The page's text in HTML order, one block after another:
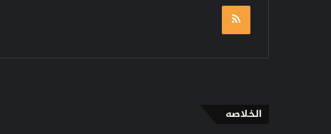
RSS
الخلاصه